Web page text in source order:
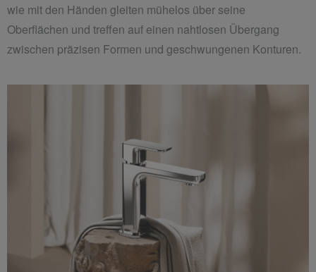
wie mit den Händen gleiten mühelos über seine
Oberflächen und treffen auf einen nahtlosen Übergang
zwischen präzisen Formen und geschwungenen Konturen.